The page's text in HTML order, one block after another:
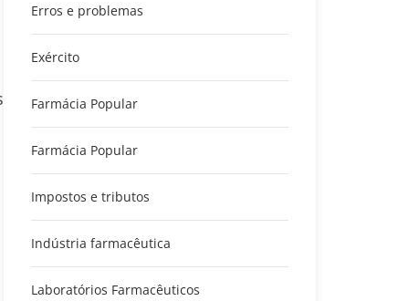
Erros e problemas
Exército
Farmácia Popular
Farmácia Popular
Impostos e tributos
Indústria farmacêutica
Laboratórios Farmacêuticos